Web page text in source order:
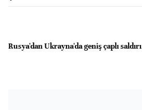
Rusya'dan Ukrayna'da geniş çaplı saldırı